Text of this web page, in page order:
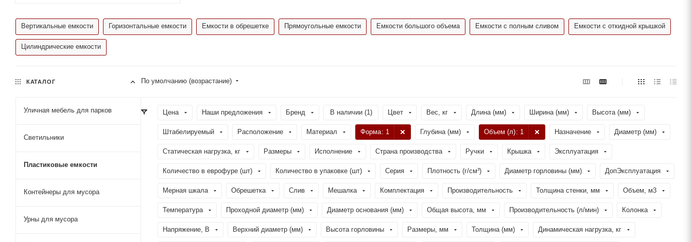
Вертикальные емкости Горизонтальные емкости Емкости в обрешетке Прямоугольные емкости Емкости большого объема Емкости с полным сливом Емкости с откидной крышкой
Цилиндрические емкости
По умолчанию (возрастание)
Цена Наши предложения Бренд В наличии (1) Цвет Вес, кг Длина (мм) Ширина (мм) Высота (мм)
Штабелируемый Расположение Материал Форма: 1 Глубина (мм) Объем (л): 1 Назначение Диаметр (мм)
Статическая нагрузка, кг Размеры Исполнение Страна производства Ручки Крышка Эксплуатация
Количество в еврофуре (шт) Количество в упаковке (шт) Серия Плотность (г/см³) Диаметр горловины (мм) ДопЭксплуатация
Мерная шкала Обрешетка Слив Мешалка Комплектация Производительность Толщина стенки, мм Объем, м3
Температура Проходной диаметр (мм) Диаметр основания (мм) Общая высота, мм Производительность (л/мин) Колонка
Напряжение, В Верхний диаметр (мм) Высота горловины Размеры, мм Толщина (мм) Динамическая нагрузка, кг
КАТАЛОГ
Уличная мебель для парков
Светильники
Пластиковые емкости
Контейнеры для мусора
Урны для мусора